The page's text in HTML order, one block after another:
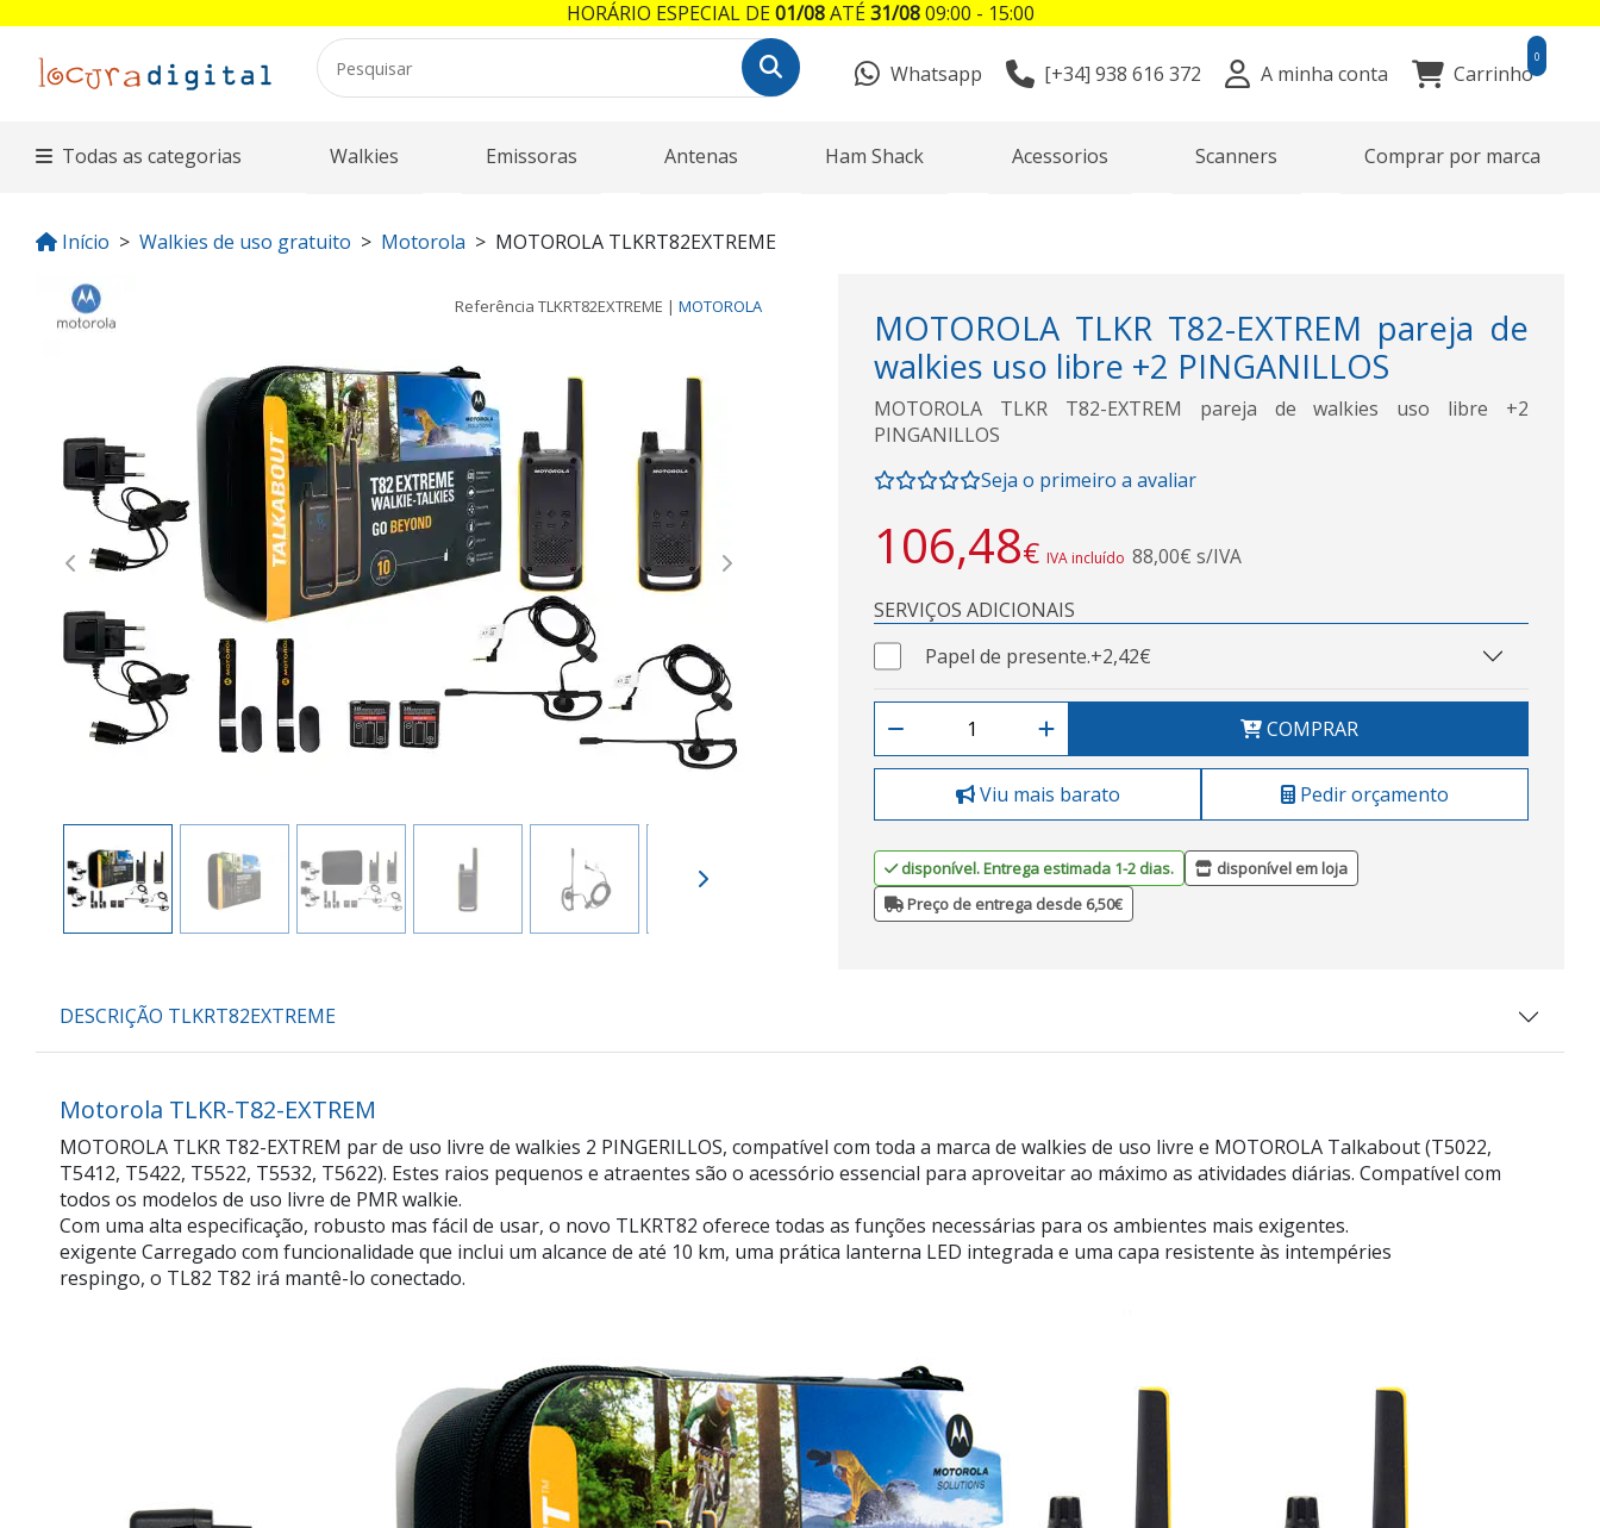
Whatsapp [+34] 938 616 372 A minha conta Carrinho
0
Todas as categorias Walkies Emissoras Antenas Ham Shack Acessorios Scanners Comprar por marca
Início Walkies de uso gratuito Motorola MOTOROLA TLKRT82EXTREME
Referência TLKRT82EXTREME | MOTOROLA
Previous Next
MOTOROLA TLKR T82-EXTREM pareja de
walkies uso libre +2 PINGANILLOS
MOTOROLA TLKR T82-EXTREM pareja de walkies uso libre +2
PINGANILLOS
Seja o primeiro a avaliar
106,48€ IVA incluído 88,00€ s/IVA
SERVIÇOS ADICIONAIS
Papel de presente.+2,42€
COMPRAR
Viu mais barato Pedir orçamento
disponível. Entrega estimada 1-2 dias.
disponível em loja
Preço de entrega desde 6,50€
DESCRIÇÃO TLKRT82EXTREME
Motorola TLKR-T82-EXTREM
MOTOROLA TLKR T82-EXTREM par de uso livre de walkies 2 PINGERILLOS, compatível com toda a marca de walkies de uso livre e MOTOROLA Talkabout (T5022,
T5412, T5422, T5522, T5532, T5622). Estes raios pequenos e atraentes são o acessório essencial para aproveitar ao máximo as atividades diárias. Compatível com
todos os modelos de uso livre de PMR walkie.
Com uma alta especificação, robusto mas fácil de usar, o novo TLKRT82 oferece todas as funções necessárias para os ambientes mais exigentes.
exigente Carregado com funcionalidade que inclui um alcance de até 10 km, uma prática lanterna LED integrada e uma capa resistente às intempéries
respingo, o TL82 T82 irá mantê-lo conectado.
HORÁRIO ESPECIAL DE01/08ATÉ31/0809:00 - 15:00